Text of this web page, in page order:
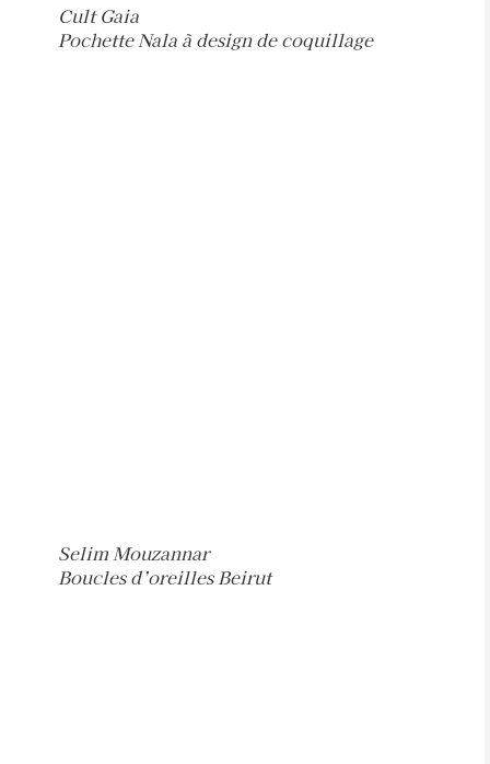
Cult Gaia
Pochette Nala à design de coquillage
Selim Mouzannar
Boucles d’oreilles Beirut